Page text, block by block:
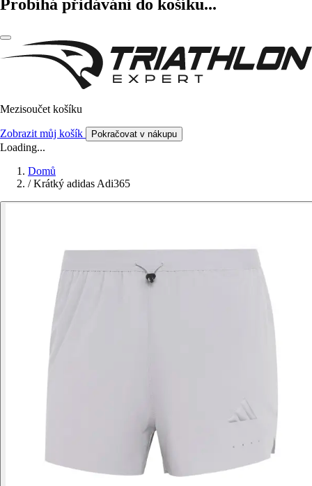
Probíhá přidávání do košíku...
Mezisoučet košíku
Zobrazit můj košík Pokračovat v nákupu
Loading...
Domů
/ Krátký adidas Adi365